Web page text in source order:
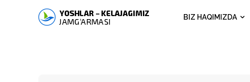
BIZ HAQIMIZDA